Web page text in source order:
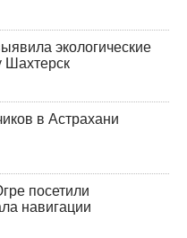
экологические
Шахтерск
в Астрахани
посетили
навигации